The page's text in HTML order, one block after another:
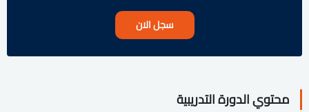
سجل الان
محتوي الدورة التدريبية